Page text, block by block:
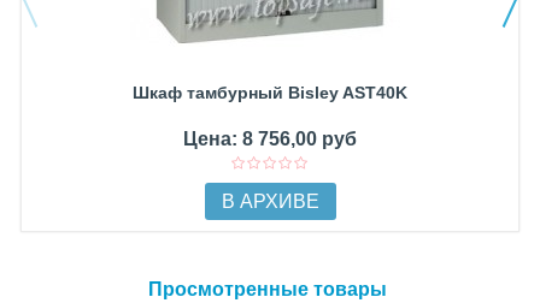
Шкаф тамбурный Bisley AST40K
Цена: 8 756,00 руб
В АРХИВЕ
Просмотренные товары